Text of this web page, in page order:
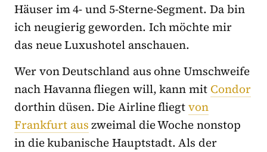
Häuser im 4- und 5-Sterne-Segment. Da bin
ich neugierig geworden. Ich möchte mir
das neue Luxushotel anschauen.
Wer von Deutschland aus ohne Umschweife
nach Havanna fliegen will, kann mit Condor
dorthin düsen. Die Airline fliegtvon
Frankfurt auszweimal die Woche nonstop
in die kubanische Hauptstadt. Als der